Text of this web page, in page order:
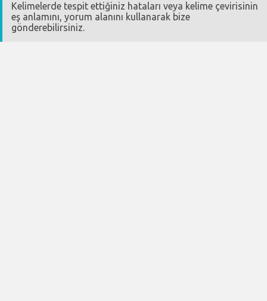
Kelimelerde tespit ettiğiniz hataları veya kelime çevirisinin
eş anlamını, yorum alanını kullanarak bize
gönderebilirsiniz.